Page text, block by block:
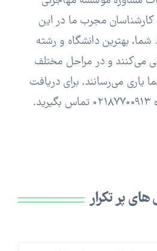
کارشناسان مجرب ما در این
بهترین دانشگاه و رشته
می‌کنند و در مراحل مختلف
یاری می‌رسانند. برای دریافت
پر تکرار